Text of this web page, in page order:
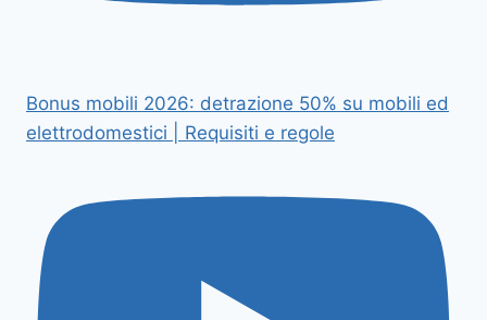
Bonus mobili 2026: detrazione 50% su mobili ed
elettrodomestici | Requisiti e regole